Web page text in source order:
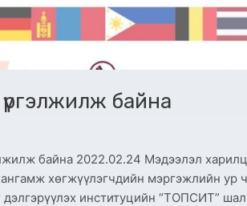
байна
байна 2022.02.24 Мэдээлэл
хөгжүүлэгчдийн мэргэжлийн ур
институцийн “ТОПСИТ”